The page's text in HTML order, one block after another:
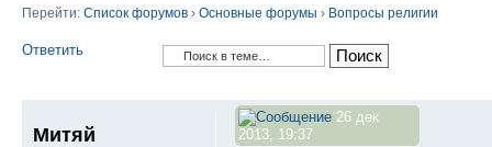
Перейти: Список форумов › Основные форумы › Вопросы религии
Ответить
26 дек
2013, 19:37
Митяй